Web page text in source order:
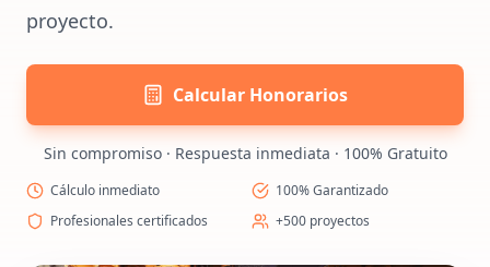
proyecto.
Calcular Honorarios
Sin compromiso · Respuesta inmediata · 100% Gratuito
Cálculo inmediato
100% Garantizado
Profesionales certificados
+500 proyectos